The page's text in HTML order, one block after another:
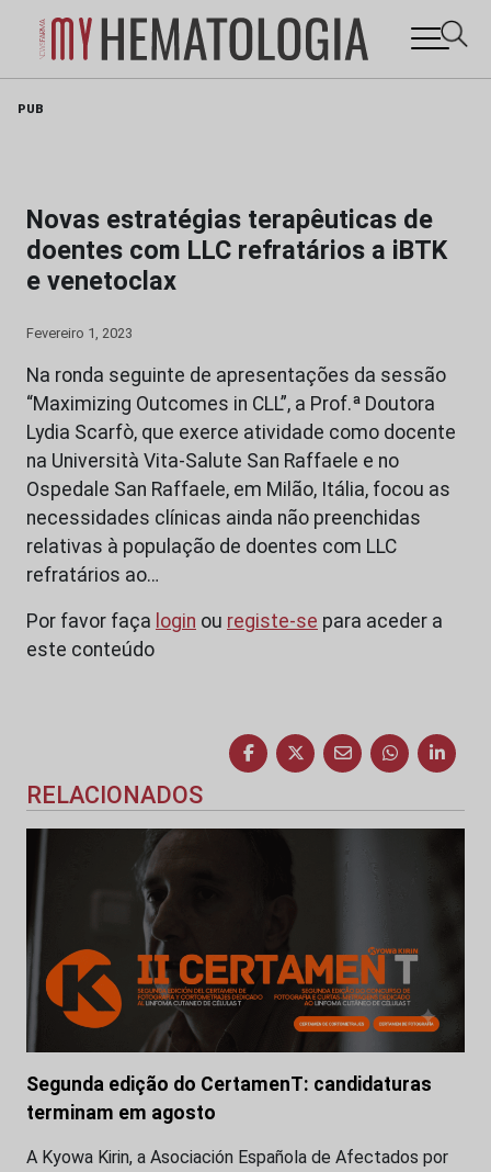
PUB
Novas estratégias terapêuticas de
doentes com LLC refratários a iBTK
e venetoclax
Fevereiro 1, 2023
Na ronda seguinte de apresentações da sessão
“Maximizing Outcomes in CLL”, a Prof.ª Doutora
Lydia Scarfò, que exerce atividade como docente
na Università Vita-Salute San Raffaele e no
Ospedale San Raffaele, em Milão, Itália, focou as
necessidades clínicas ainda não preenchidas
relativas à população de doentes com LLC
refratários ao…
Por favor faça login ou registe-se para aceder a
este conteúdo
RELACIONADOS
Segunda edição do CertamenT: candidaturas
terminam em agosto
A Kyowa Kirin, a Asociación Española de Afectados por